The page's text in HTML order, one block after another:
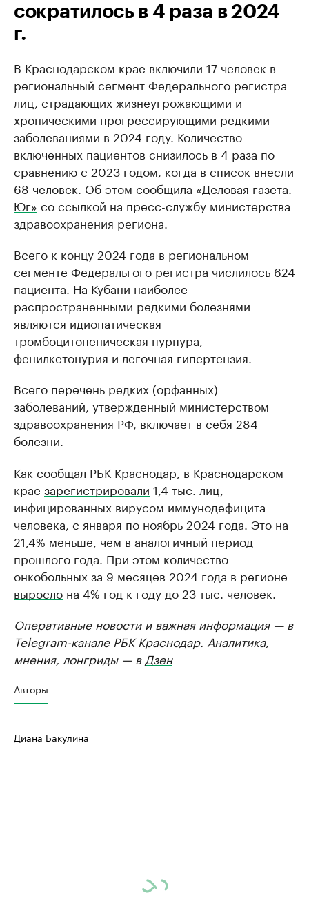
сократилось в 4 раза в 2024
г.
В Краснодарском крае включили 17 человек в
региональный сегмент Федерального регистра
лиц, страдающих жизнеугрожающими и
хроническими прогрессирующими редкими
заболеваниями в 2024 году. Количество
включенных пациентов снизилось в 4 раза по
сравнению с 2023 годом, когда в список внесли
68 человек. Об этом сообщила «Деловая газета.
Юг» со ссылкой на пресс-службу министерства
здравоохранения региона.
Всего к концу 2024 года в региональном
сегменте Федеральгого регистра числилось 624
пациента. На Кубани наиболее
распространенными редкими болезнями
являются идиопатическая
тромбоцитопеническая пурпура,
фенилкетонурия и легочная гипертензия.
Всего перечень редких (орфанных)
заболеваний, утвержденный министерством
здравоохранения РФ, включает в себя 284
болезни.
Как сообщал РБК Краснодар, в Краснодарском
крае зарегистрировали 1,4 тыс. лиц,
инфицированных вирусом иммунодефицита
человека, с января по ноябрь 2024 года. Это на
21,4% меньше, чем в аналогичный период
прошлого года. При этом количество
онкобольных за 9 месяцев 2024 года в регионе
выросло на 4% год к году до 23 тыс. человек.
Оперативные новости и важная информация — в
Telegram-канале РБК Краснодар. Аналитика,
мнения, лонгриды — в Дзен
Авторы
Диана Бакулина